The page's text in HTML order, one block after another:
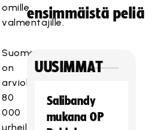
omille
valmentajille.
Suomessa
on
arviolta
80
000
urheiluvalmentajaa
ensimmäistä peliä
UUSIMMAT
Salibandy
mukana OP